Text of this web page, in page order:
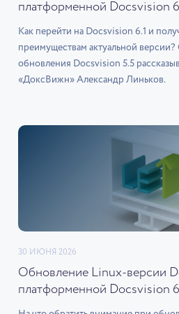
платформенной Docsvision
Как перейти на Docsvision 6.1 и
преимуществам актуальной
обновления Docsvision 5.5
«ДоксВижн» Александр Линьков.
30 ИЮНЯ 2026
Обновление Linux-версии
платформенной Docsvision